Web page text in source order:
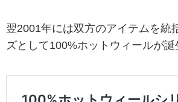
翌2001年には双方のアイテムを統
ズとして100%ホットウィールが誕